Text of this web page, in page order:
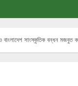
বাংলাদেশ সাংস্কৃতিক বন্ধন মজবুত